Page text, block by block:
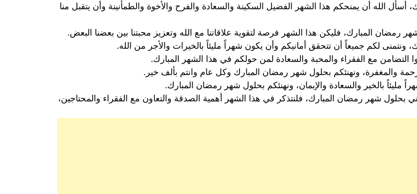
الله أن يمنحكم هذا الشهر الفضيل السكينة والسعادة والفرح والأخوة والطمأنينة وأن يتقبل منا
رمضان المبارك، فليكن هذا الشهر فرصة لتقوية علاقاتنا مع الله وتعزيز محبتنا بين بعضنا البعض.
ونتمنى لكم جميعاً أن تتحقق أمانيكم وأن يكون شهراً مليئاً بالخيرات والأجر من الله.
التضامن مع الفقراء والمحبة والسعادة لمن حولكم في هذا الشهر المبارك.
والمغفرة، ونهنئكم بحلول شهر رمضان المبارك وكل عام وانتم بألف خير.
مليئاً بالخير والسعادة والإيمان، ونهنئكم بحلول شهر رمضان المبارك.
بحلول شهر رمضان المبارك، فلنتذكر في هذا الشهر أهمية الصدقة والتعاون مع الفقراء والمحتاجين،